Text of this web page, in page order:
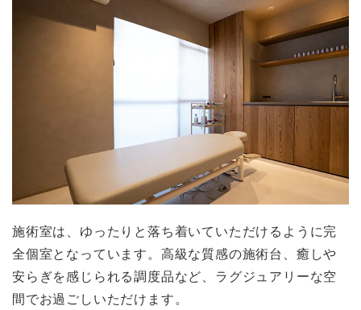
施術室は、ゆったりと落ち着いていただけるように完
全個室となっています。高級な質感の施術台、癒しや
安らぎを感じられる調度品など、ラグジュアリーな空
間でお過ごしいただけます。